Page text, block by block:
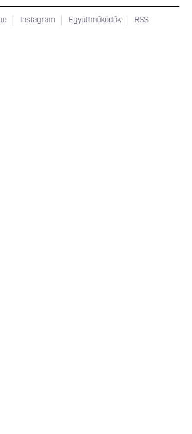
Instagram Együttműködők RSS